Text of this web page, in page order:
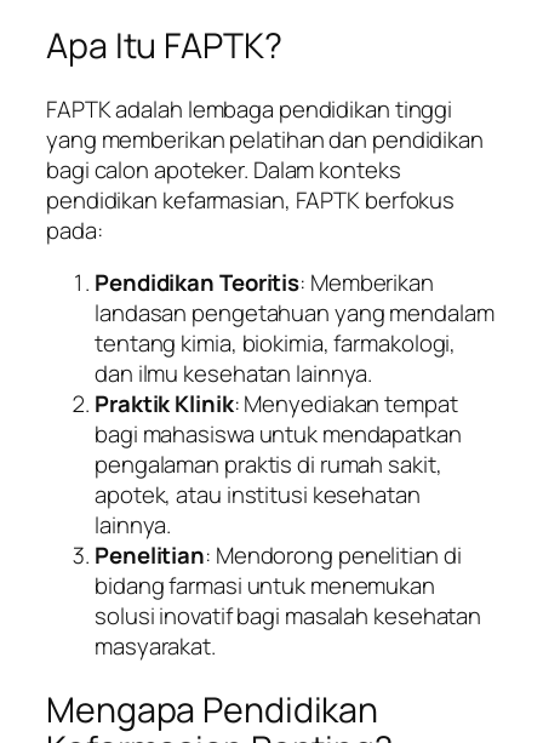
Apa Itu FAPTK?
FAPTK adalah lembaga pendidikan tinggi
yang memberikan pelatihan dan pendidikan
bagi calon apoteker. Dalam konteks
pendidikan kefarmasian, FAPTK berfokus
pada:
Pendidikan Teoritis: Memberikan
landasan pengetahuan yang mendalam
tentang kimia, biokimia, farmakologi,
dan ilmu kesehatan lainnya.
Praktik Klinik: Menyediakan tempat
bagi mahasiswa untuk mendapatkan
pengalaman praktis di rumah sakit,
apotek, atau institusi kesehatan
lainnya.
Penelitian: Mendorong penelitian di
bidang farmasi untuk menemukan
solusi inovatif bagi masalah kesehatan
masyarakat.
Mengapa Pendidikan